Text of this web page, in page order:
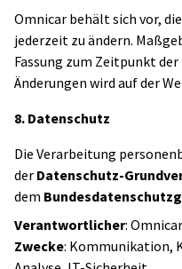
Omnicar behält sich vor,
jederzeit zu ändern.
Fassung zum Zeitpunkt
Änderungen wird auf der
8. Datenschutz
Die Verarbeitung
der Datenschutz-
dem
Verantwortlicher:
Zwecke: Kommunikation,